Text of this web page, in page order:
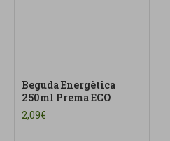
Beguda Energètica
250ml Prema ECO
2,09€